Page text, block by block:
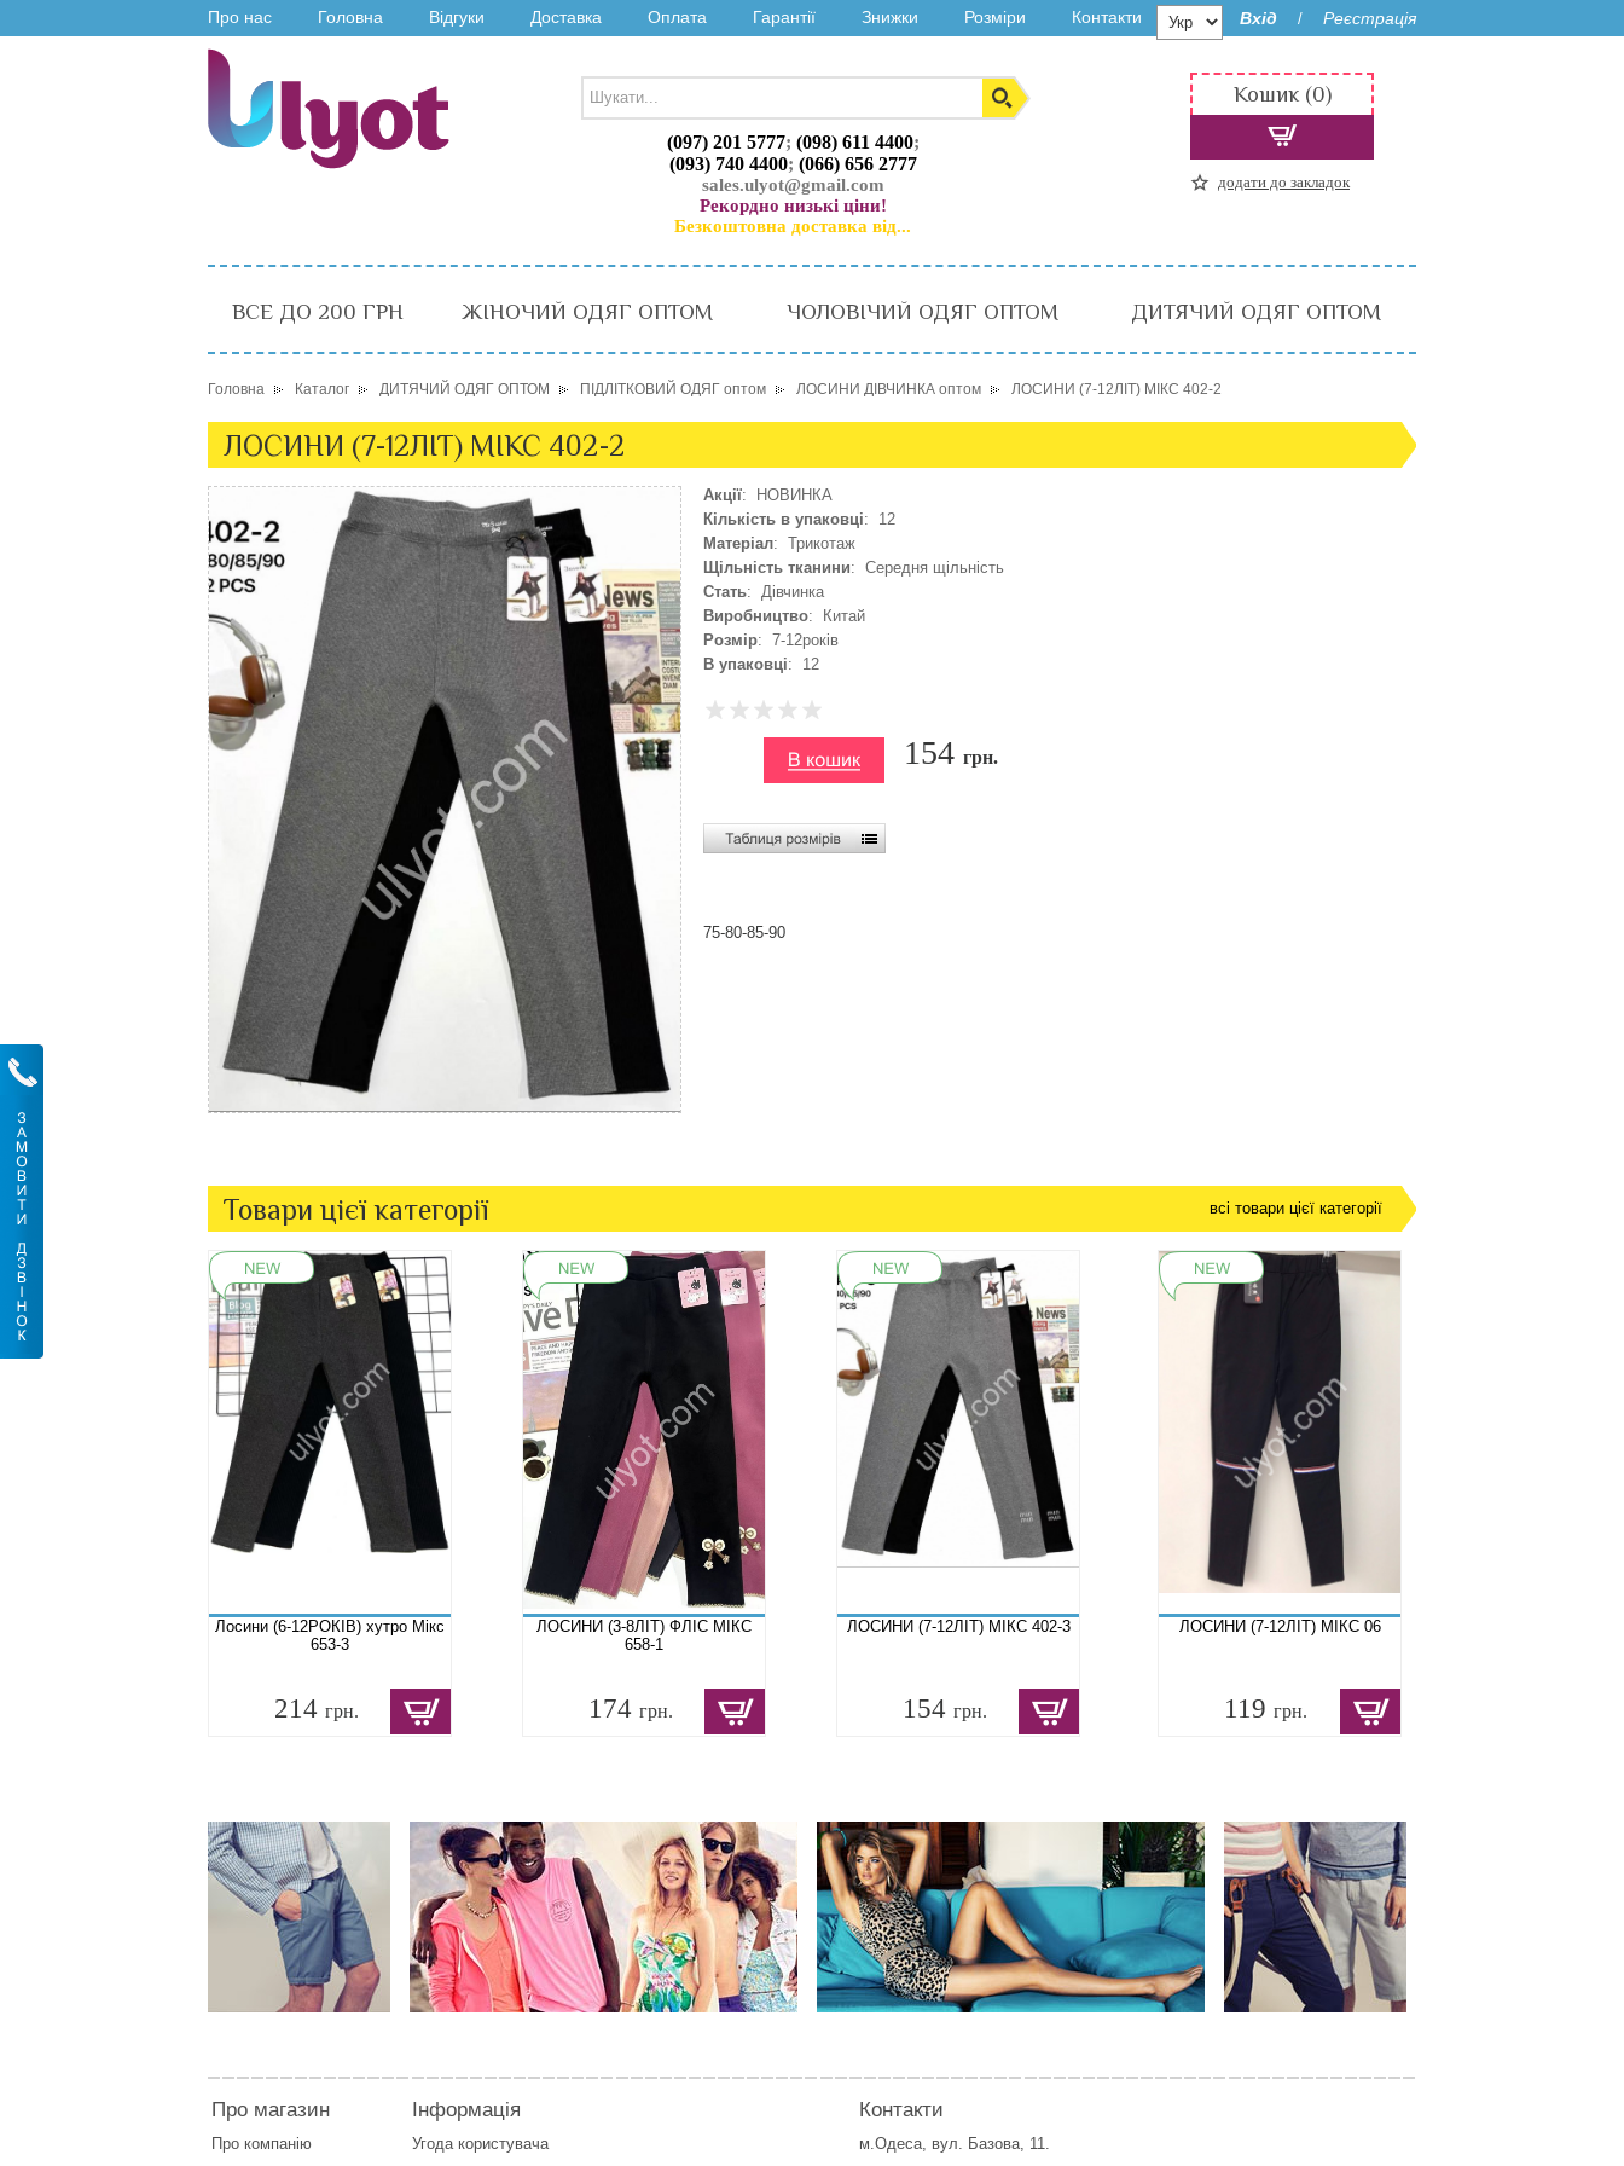
Про нас Головна Відгуки Доставка Оплата Гарантії Знижки Розміри Контакти Вхід / Реєстрація
(097) 201 5777; (098) 611 4400;
(093) 740 4400; (066) 656 2777
sales.ulyot@gmail.com
Рекордно низькі ціни!
Безкоштовна доставка від...
Кошик (0)
додати до закладок
ВСЕ ДО 200 ГРН ЖІНОЧИЙ ОДЯГ ОПТОМ ЧОЛОВІЧИЙ ОДЯГ ОПТОМ ДИТЯЧИЙ ОДЯГ ОПТОМ
Головна Каталог ДИТЯЧИЙ ОДЯГ ОПТОМ ПІДЛІТКОВИЙ ОДЯГ оптом ЛОСИНИ ДІВЧИНКА оптом ЛОСИНИ (7-12ЛІТ) МІКС 402-2
ЛОСИНИ (7-12ЛІТ) МІКС 402-2
Акції: НОВИНКА
Кількість в упаковці: 12
Матеріал: Трикотаж
Щільність тканини: Середня щільність
Стать: Дівчинка
Виробництво: Китай
Розмір: 7-12років
В упаковці: 12
154 грн.
75-80-85-90
Товари цієї категорії всі товари цієї категорії
Лосини (6-12РОКІВ) хутро Мікс
653-3
214 грн.
ЛОСИНИ (3-8ЛІТ) ФЛІС МІКС
658-1
174 грн.
ЛОСИНИ (7-12ЛІТ) МІКС 402-3
154 грн.
ЛОСИНИ (7-12ЛІТ) МІКС 06
119 грн.
Про магазин
Про компанію
Інформація
Угода користувача
Контакти
м.Одеса, вул. Базова, 11.